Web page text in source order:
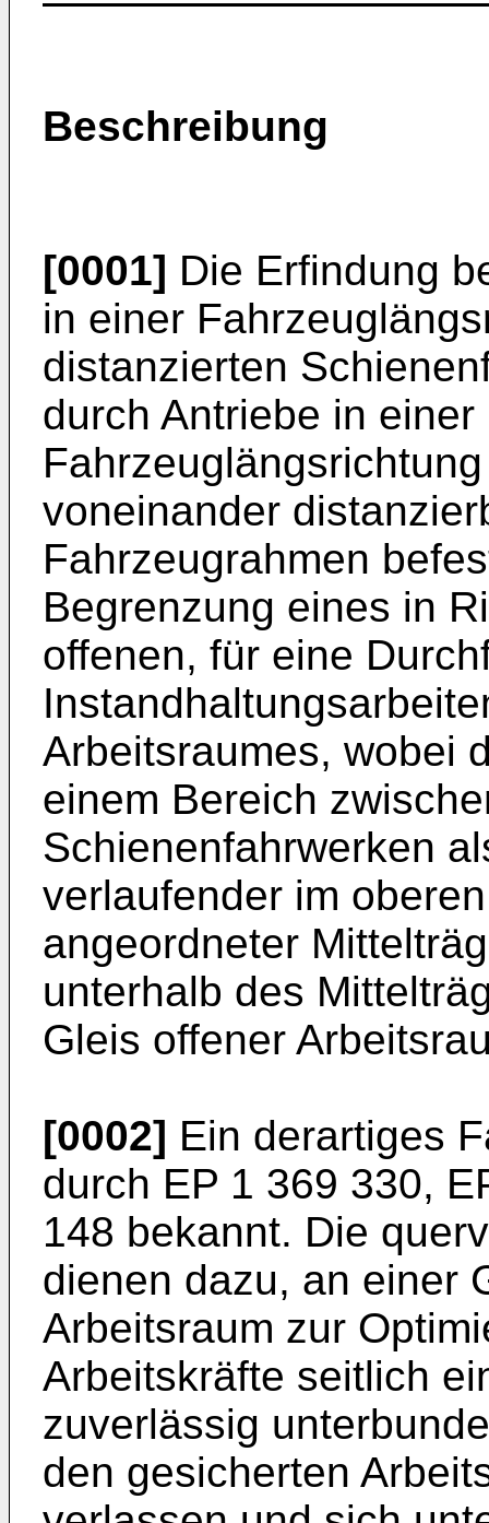
Beschreibung
[0001] Die Erfindung
in einer
distanzierten
durch Antriebe in einer
voneinander
Fahrzeugrahmen
Begrenzung eines in
offenen, für eine
Arbeitsraumes, wobei
einem Bereich
Schienenfahrwerken
verlaufender im
angeordneter
unterhalb des
Gleis offener
[0002] Ein derartiges
durch EP 1 369 330,
148 bekannt. Die
dienen dazu, an einer
Arbeitsraum zur
Arbeitskräfte seitlich
zuverlässig
den gesicherten